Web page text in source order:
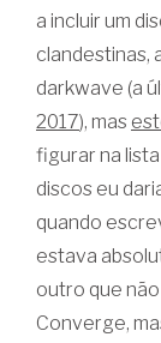
a incluir um
clandestinas,
darkwave (a
2017), mas
figurar na
discos eu
quando
estava
outro que
Converge,